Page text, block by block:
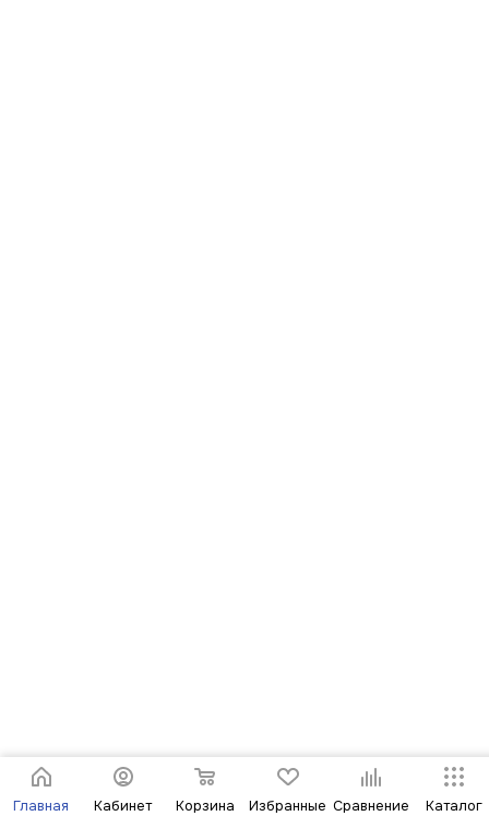
Главная Кабинет Корзина Избранные Сравнение Каталог